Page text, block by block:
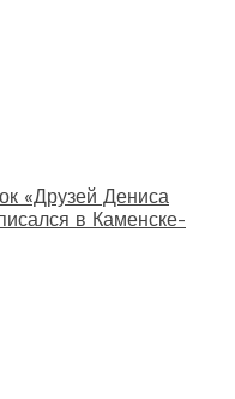
«Друзей Дениса
в Каменске-